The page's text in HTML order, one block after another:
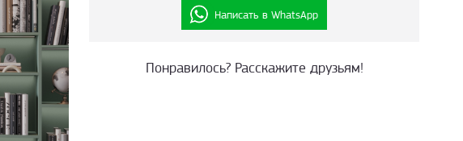
Написать в WhatsApp
Понравилось? Расскажите друзьям!